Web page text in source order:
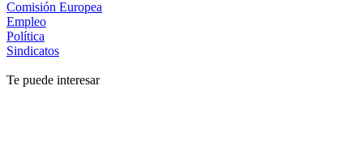
Comisión Europea
Empleo
Política
Sindicatos
Te puede interesar